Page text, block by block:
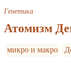
Генетика
Атомизм
микро и макро